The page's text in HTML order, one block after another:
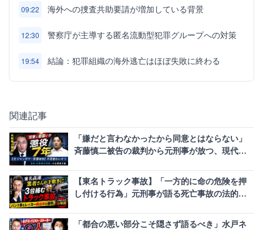
09:22 海外への捜査共助要請が増加している背景
12:30 警察庁が主導する匿名流動型犯罪グループへの対策
19:54 結論：犯罪組織の海外逃亡はほぼ失敗に終わる
関連記事
「嫌だと言わなかったから同意とはならない」
斉藤慎二被告の裁判から元刑事が放つ、現代社
【東名トラック事故】「一方的に命の危険を押
し付ける行為」元刑事が語る死亡事故の法的責
「都合の悪い部分こそ隠さず語るべき」水戸ネ